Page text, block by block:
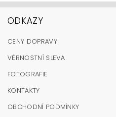
ODKAZY
CENY DOPRAVY
VĚRNOSTNÍ SLEVA
FOTOGRAFIE
KONTAKTY
OBCHODNÍ PODMÍNKY